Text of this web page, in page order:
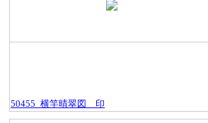
50455_横竿晴翠図＿印